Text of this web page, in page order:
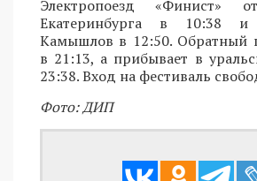
Электропоезд «Финист»
Екатеринбурга в 10:38
Камышлов в 12:50. Обратный
в 21:13, а прибывает в
23:38. Вход на фестиваль
Фото: ДИП